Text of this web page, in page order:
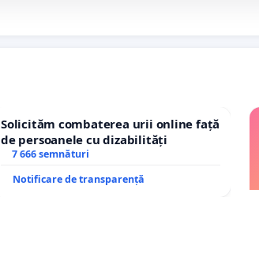
Solicităm combaterea urii online față
de persoanele cu dizabilități
7 666 semnături
Notificare de transparență